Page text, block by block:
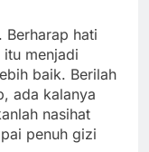
Berharap hati
menjadi
baik. Berilah
ada kalanya
nasihat
penuh gizi